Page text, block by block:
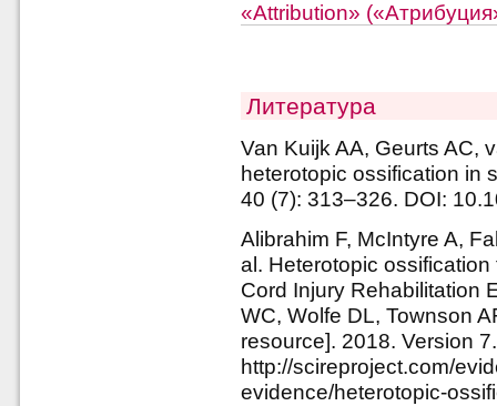
«Attribution»
Литература
Van Kuijk AA, Geurts AC,
heterotopic ossification in
40 (7): 313–326. DOI:
Alibrahim F, McIntyre A,
al. Heterotopic
Cord Injury Rehabilitation
WC, Wolfe DL, Townson
resource]. 2018. Version
http://scireproject.com/
evidence/heterotopic-